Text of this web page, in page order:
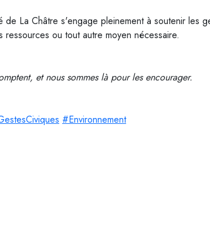
de La Châtre s'engage pleinement à soutenir les
ressources ou tout autre moyen nécessaire.
et nous sommes là pour les encourager.
#Environnement